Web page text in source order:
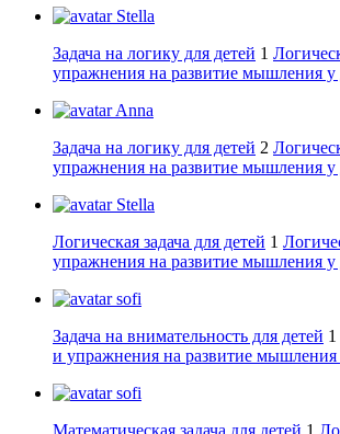
Stella
Задача на логику для детей 1
упражнения на развитие мышления у
Anna
Задача на логику для детей 2
упражнения на развитие мышления у
Stella
Логическая задача для детей 1
упражнения на развитие мышления у
sofi
Задача на внимательность для детей 1
и упражнения на развитие мышления
sofi